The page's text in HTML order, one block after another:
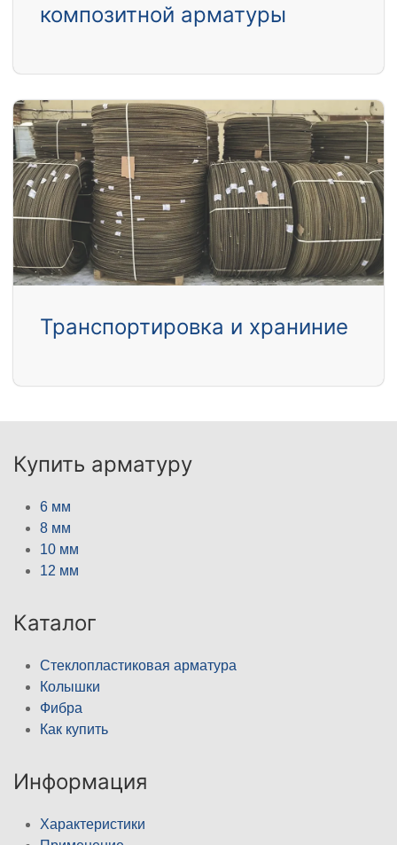
композитной арматуры
Транспортировка и храниние
Купить арматуру
6 мм
8 мм
10 мм
12 мм
Каталог
Стеклопластиковая арматура
Колышки
Фибра
Как купить
Информация
Характеристики